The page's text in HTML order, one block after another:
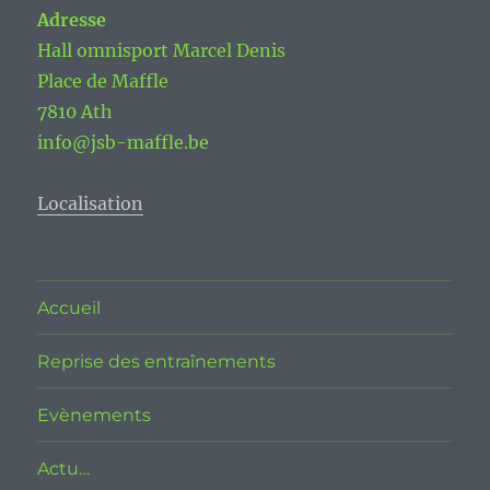
Adresse
Hall omnisport Marcel Denis
Place de Maffle
7810 Ath
info@jsb-maffle.be
Localisation
Accueil
Reprise des entraînements
Evènements
Actu…